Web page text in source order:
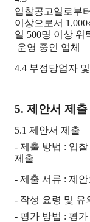
입찰공고일로부
이상으로서
일 500명 이상 위
운영 중인 업체
4.4 부정당업자
5. 제안서 제
5.1 제안서 제출
- 제출 방법 : 입
제출
- 제출 서류 : 제
- 작성 요령 및 유
- 평가 방법 : 평